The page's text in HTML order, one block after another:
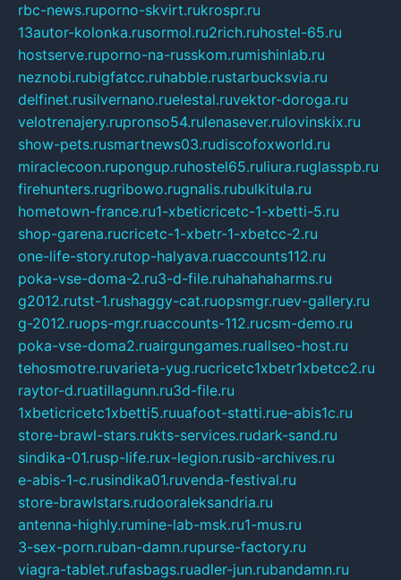
rbc-news.ruporno-skvirt.rukrospr.ru
13autor-kolonka.rusormol.ru2rich.ruhostel-65.ru
hostserve.ruporno-na-russkom.rumishinlab.ru
neznobi.rubigfatcc.ruhabble.rustarbucksvia.ru
delfinet.rusilvernano.ruelestal.ruvektor-doroga.ru
velotrenajery.rupronso54.rulenasever.rulovinskix.ru
show-pets.rusmartnews03.rudiscofoxworld.ru
miraclecoon.rupongup.ruhostel65.ruliura.ruglasspb.ru
firehunters.rugribowo.rugnalis.rubulkitula.ru
hometown-france.ru1-xbeticricetc-1-xbetti-5.ru
shop-garena.rucricetc-1-xbetr-1-xbetcc-2.ru
one-life-story.rutop-halyava.ruaccounts112.ru
poka-vse-doma-2.ru3-d-file.ruhahahaharms.ru
g2012.rutst-1.rushaggy-cat.ruopsmgr.ruev-gallery.ru
g-2012.ruops-mgr.ruaccounts-112.rucsm-demo.ru
poka-vse-doma2.ruairgungames.ruallseo-host.ru
tehosmotre.ruvarieta-yug.rucricetc1xbetr1xbetcc2.ru
raytor-d.ruatillagunn.ru3d-file.ru
1xbeticricetc1xbetti5.ruuafoot-statti.rue-abis1c.ru
store-brawl-stars.rukts-services.rudark-sand.ru
sindika-01.rusp-life.rux-legion.rusib-archives.ru
e-abis-1-c.rusindika01.ruvenda-festival.ru
store-brawlstars.rudooraleksandria.ru
antenna-highly.rumine-lab-msk.ru1-mus.ru
3-sex-porn.ruban-damn.rupurse-factory.ru
viagra-tablet.rufasbags.ruadler-jun.rubandamn.ru